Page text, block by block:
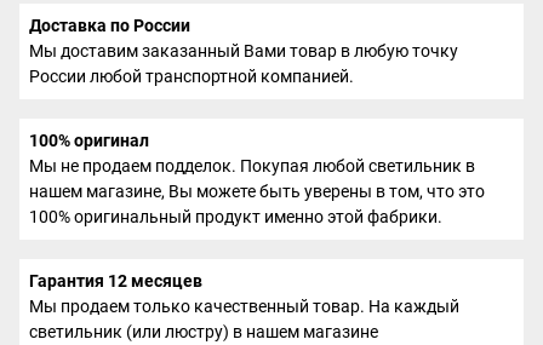
Доставка по России
Мы доставим заказанный Вами товар в любую точку
России любой транспортной компанией.
100% оригинал
Мы не продаем подделок. Покупая любой светильник в
нашем магазине, Вы можете быть уверены в том, что это
100% оригинальный продукт именно этой фабрики.
Гарантия 12 месяцев
Мы продаем только качественный товар. На каждый
светильник (или люстру) в нашем магазине